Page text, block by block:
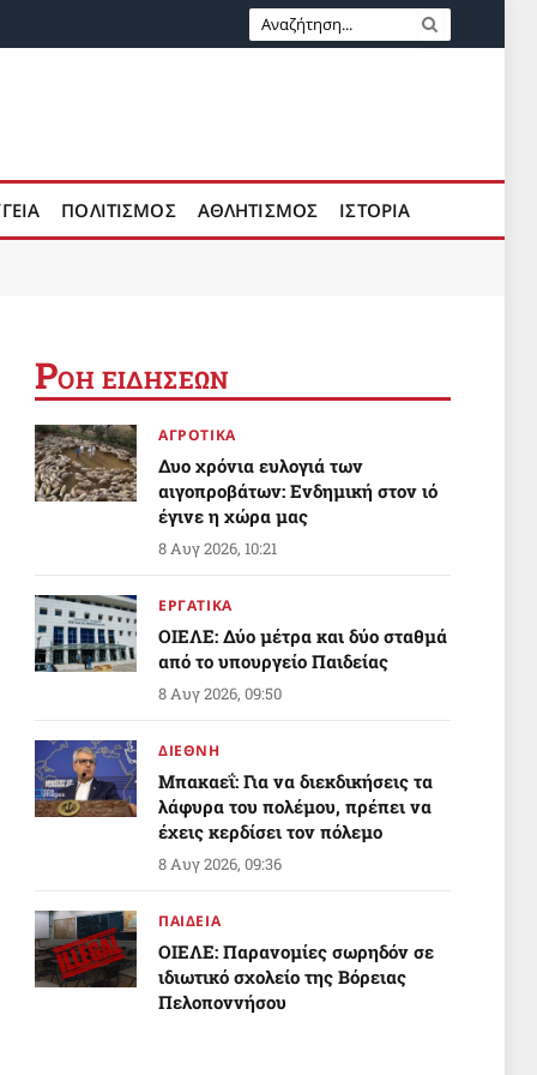
ΠΟΛΙΤΙΣΜΟΣ ΑΘΛΗΤΙΣΜΟΣ ΙΣΤΟΡΙΑ
ΡΟΗ ΕΙΔΗΣΕΩΝ
ΑΓΡΟΤΙΚΑ
Δυο χρόνια ευλογιά των
αιγοπροβάτων: Ενδημική στον ιό
έγινε η χώρα μας
8 Αυγ 2026, 10:21
ΕΡΓΑΤΙΚΑ
ΟΙΕΛΕ: Δύο μέτρα και δύο σταθμά
από το υπουργείο Παιδείας
8 Αυγ 2026, 09:50
ΔΙΕΘΝΗ
Μπακαεΐ: Για να διεκδικήσεις τα
λάφυρα του πολέμου, πρέπει να
έχεις κερδίσει τον πόλεμο
8 Αυγ 2026, 09:36
ΠΑΙΔΕΙΑ
ΟΙΕΛΕ: Παρανομίες σωρηδόν σε
ιδιωτικό σχολείο της Βόρειας
Πελοποννήσου